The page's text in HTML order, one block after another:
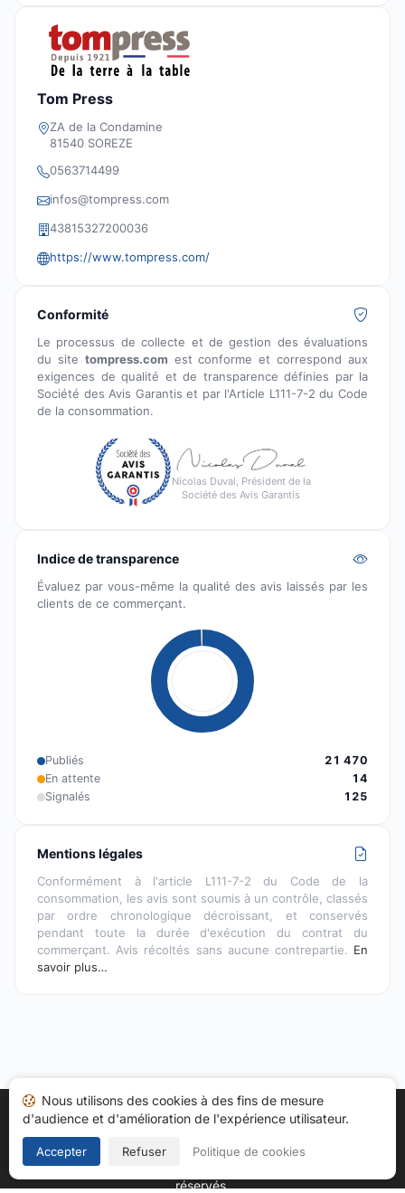
Tom Press
ZA de la Condamine
81540 SOREZE
0563714499
infos@tompress.com
43815327200036
https://www.tompress.com/
Conformité
Le processus de collecte et de gestion des évaluations
du site tompress.com est conforme et correspond aux
exigences de qualité et de transparence définies par la
Société des Avis Garantis et par l'Article L111-7-2 du Code
de la consommation.
Nicolas Duval, Président de la
Société des Avis Garantis
Indice de transparence
Évaluez par vous-même la qualité des avis laissés par les
clients de ce commerçant.
Publiés
21 470
En attente
14
Signalés
125
Mentions légales
Conformément à l'article L111-7-2 du Code de la
consommation, les avis sont soumis à un contrôle, classés
par ordre chronologique décroissant, et conservés
pendant toute la durée d'exécution du contrat du
commerçant. Avis récoltés sans aucune contrepartie. En
savoir plus…
Accueil Mes avis Catégories CGU
Cookies
Politique de confidentialité
Copyright © 2026
réservés.
Nous utilisons des cookies à des fins de mesure
d'audience et d'amélioration de l'expérience utilisateur.
Accepter Refuser Politique de cookies